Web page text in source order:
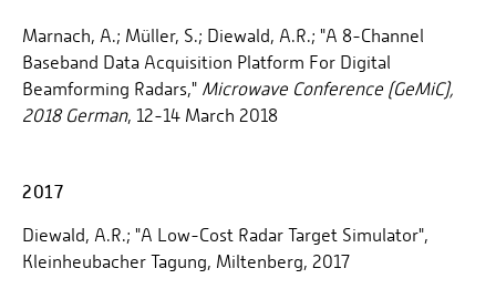
Marnach, A.; Müller, S.; Diewald, A.R.; "A 8-Channel
Baseband Data Acquisition Platform For Digital
Beamforming Radars," Microwave Conference (GeMiC),
2018 German, 12-14 March 2018
2017
Diewald, A.R.; "A Low-Cost Radar Target Simulator",
Kleinheubacher Tagung, Miltenberg, 2017